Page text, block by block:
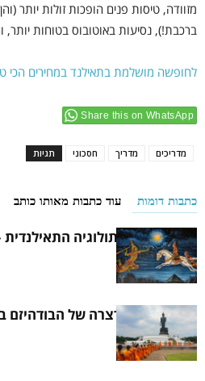
מזוודה, טיסות פנים הופכות זולות יותר
ברכבת!), נסיעות באוטובוס בטוחות יותר,
לחופשה מושלמת בתאילנד במחירים הכי
Share this on WhatsApp
תגיות חסכוני מדריך מדריכים
כתבות דומות עוד כתבות מאותו כותב
הכירו את המיתולוגיה התאילנדית
הראמאקיאן
היסטוריה קצרצרה של הבודהיזם